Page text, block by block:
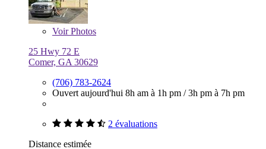
VoirPhotos
25 Hwy 72 E
Comer, GA 30629
(706) 783-2624
Ouvert aujourd'hui 8h am à 1h pm /3h pm à 7h pm
2 évaluations
Distance estimée